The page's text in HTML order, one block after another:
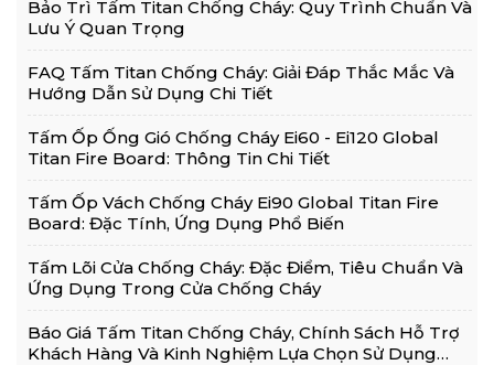
Bảo Trì Tấm Titan Chống Cháy: Quy Trình Chuẩn Và
Lưu Ý Quan Trọng
FAQ Tấm Titan Chống Cháy: Giải Đáp Thắc Mắc Và
Hướng Dẫn Sử Dụng Chi Tiết
Tấm Ốp Ống Gió Chống Cháy Ei60 - Ei120 Global
Titan Fire Board: Thông Tin Chi Tiết
Tấm Ốp Vách Chống Cháy Ei90 Global Titan Fire
Board: Đặc Tính, Ứng Dụng Phổ Biến
Tấm Lõi Cửa Chống Cháy: Đặc Điểm, Tiêu Chuẩn Và
Ứng Dụng Trong Cửa Chống Cháy
Báo Giá Tấm Titan Chống Cháy, Chính Sách Hỗ Trợ
Khách Hàng Và Kinh Nghiệm Lựa Chọn Sử Dụng